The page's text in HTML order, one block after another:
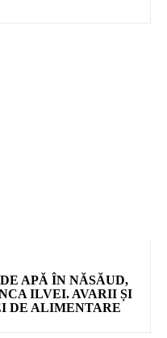
APĂ ÎN NĂSĂUD,
ILVEI. AVARII ȘI
DE ALIMENTARE